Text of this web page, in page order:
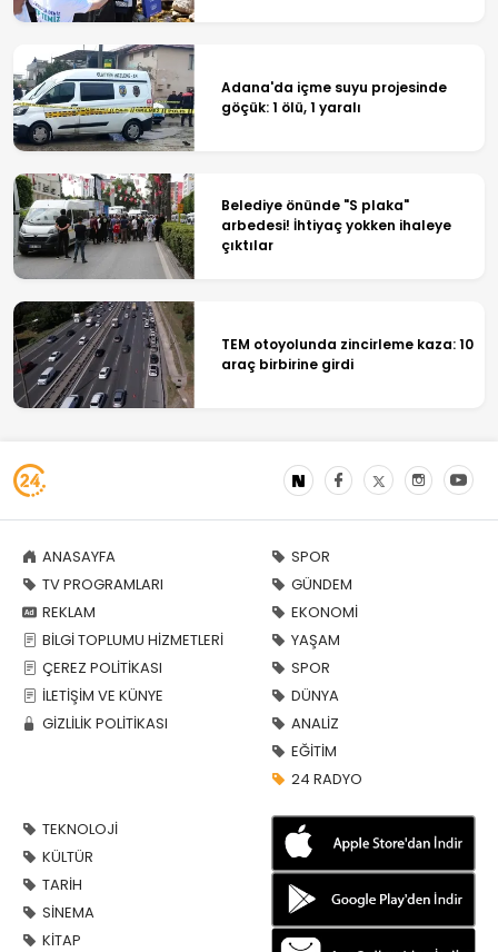
Adana'da içme suyu projesinde
göçük: 1 ölü, 1 yaralı
Belediye önünde "S plaka"
arbedesi! İhtiyaç yokken ihaleye
çıktılar
TEM otoyolunda zincirleme kaza: 10
araç birbirine girdi
ANASAYFA
TV PROGRAMLARI
REKLAM
BİLGİ TOPLUMU HİZMETLERİ
ÇEREZ POLİTİKASI
İLETİŞİM VE KÜNYE
GİZLİLİK POLİTİKASI
SPOR
GÜNDEM
EKONOMİ
YAŞAM
SPOR
DÜNYA
ANALİZ
EĞİTİM
24 RADYO
TEKNOLOJİ
KÜLTÜR
TARİH
SİNEMA
KİTAP